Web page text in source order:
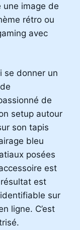
une image de
rétro ou
avec
se donner un
de
setup autour
son tapis
bleu
posées
est
est
sur
ligne. C’est